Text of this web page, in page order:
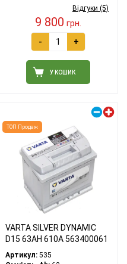
Відгуки (5)
9 800 грн.
- +
У КОШИК
ТОП Продаж
VARTA SILVER DYNAMIC
D15 63АH 610A 563400061
Артикул:535